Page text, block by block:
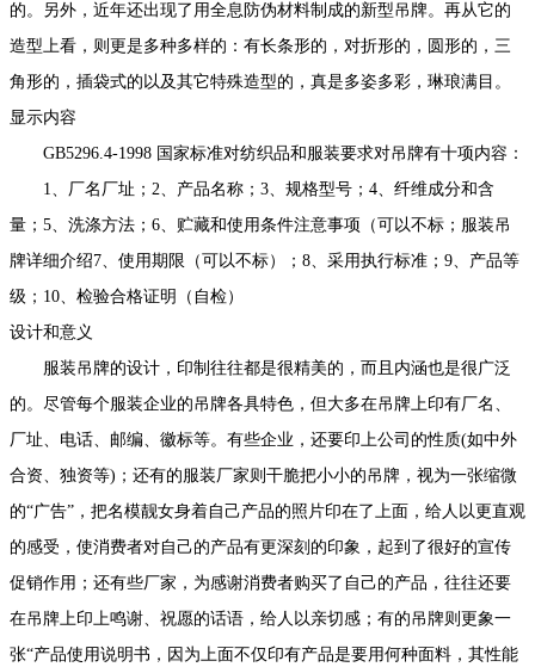
的。另外，近年还出现了用全息防伪材料制成的新型吊牌。再从它的
造型上看，则更是多种多样的：有长条形的，对折形的，圆形的，三
角形的，插袋式的以及其它特殊造型的，真是多姿多彩，琳琅满目。
显示内容
GB5296.4-1998 国家标准对纺织品和服装要求对吊牌有十项内容：
1、厂名厂址；2、产品名称；3、规格型号；4、纤维成分和含
量；5、洗涤方法；6、贮藏和使用条件注意事项（可以不标；服装吊
牌详细介绍7、使用期限（可以不标）；8、采用执行标准；9、产品等
级；10、检验合格证明（自检）
设计和意义
服装吊牌的设计，印制往往都是很精美的，而且内涵也是很广泛
的。尽管每个服装企业的吊牌各具特色，但大多在吊牌上印有厂名、
厂址、电话、邮编、徽标等。有些企业，还要印上公司的性质(如中外
合资、独资等)；还有的服装厂家则干脆把小小的吊牌，视为一张缩微
的“广告”，把名模靓女身着自己产品的照片印在了上面，给人以更直观
的感受，使消费者对自己的产品有更深刻的印象，起到了很好的宣传
促销作用；还有些厂家，为感谢消费者购买了自己的产品，往往还要
在吊牌上印上鸣谢、祝愿的话语，给人以亲切感；有的吊牌则更象一
张“产品使用说明书，因为上面不仅印有产品是要用何种面料，其性能